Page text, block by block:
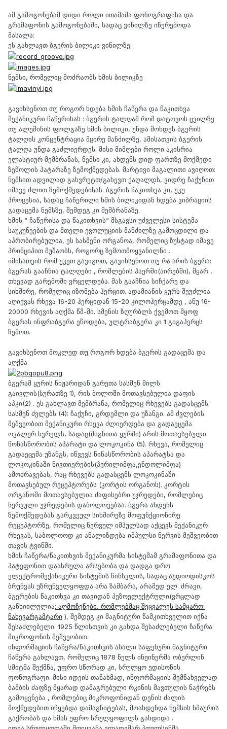
ამ გამოგონებამ დიდი როლი ითამაშა ფონოგრაფისა და
გრამაფონის გამოგონებაში, სადაც ვინილზე იწერებოდა
მასალა:
ეს გახლავთ ბგერის ბილიკი ვინილზე:
ნემსი, რომელიც მოძრაობს ხმის ბილიკზე
გავიხსენოთ თუ როგორ ხდება ხმის ჩაწერა და წაკითხვა
მექანიკური ჩაწერისას : ბგერის ტალღამ რომ დატოვოს ცვილზე
თუ ალუმინის ფოლგაზე ხმის ბილიკი, უნდა მოხდეს ბგერის
ტალღის კონცენტრაცია მცირე მანძილზე, ამისათვის ბგერის
ტალღა უნდა გაძლიერდეს. მისი მიმღები როლი აკისრია
ელასტიურ მემბრანას, ნემსი კი, ახდენს დიდ ფართზე მოქმედი
ზეწოლის პატარაზე ზემოქმედებას. მარტივი მაგალითი ავიღოთ:
ნემსით ადვილად გახვრეტთ/გახევთ ქაღალდს, ვიდრე ჩაქუჩით
იმავე ძლით ზემოქმედებისას. ბგერის წაკითხვა კი, უკუ
პროცესია, სადაც ჩაწერილი ხმის ბილიკიდან ხდება ვიბრაციის
გადაცემა ნემსზე, შემდეგ კი მემბრანაზე.
ხმის “ ჩაწერისა და წაკითხვის“ მსგავსი უძველესი სისტემა
საუკუნეების და მთელი ევოლუციის მანძილზე გამოცდილი და
აპრობირებულია, ეს სასმენი ორგანოა, რომელიც ზუსტად იმავე
პრინციპით მუშაობს, როგორც ზემოთმოყვანილნი .
იმისათვის რომ უკეთ გავიგოთ, გავიხსენოთ თუ რა არის ბგერა:
ბგერას გააჩნია ტალღები , რომლების ჰაერში(აირებში), მყარ ,
თხევად გარემოში ვრცელდება. მას გააჩნია სიჩქარე და
სიხშირე, რომელიც იზომება ჰერცით. ადამიანის ყურს შეუძლია
აღიქვას რხევა 16-20 ჰერციდან 15-20 კილოჰერცამდე , ანუ 16-
20000 რხევის აღქმა წმ-ში. სმენის ზღურბლს ქვემოთ მყოფ
ბგერას ინფრაბგერა ეწოდება, ულტრაბგერა კი 1 გიგაჰერცს
ზემოთ.
გავიხსენოთ მოკლედ თუ როგორ ხდება ბგერის გადაცემა და
აღქმა:
ბგერამ ყურის ნიჟარიდან გარეთა სასმენ მილს
გაივლის(სურათზე 1), რის ბოლოში მოთავსებულია დაფის
აპკი(2) . ეს გახლავთ მემბრანა, რომელიც რხევებს გადასცემს
სასმენ ძვლებს (4): ჩაქუჩი, გრდემლი და უზანგი. ამ ძვლების
მეშვეობით მექანიკური რხევა ძლიერდება და გადაეცემა
ოვალურ ხვრელს, სადაც(შიგნითა ყურში) არის მოთავსებული
წონასწორობის აპარატი და ლოკოკინა (5). რხევა, რომელიც
გადაეცემა უზანგს, იწვევს წინასწორობის აპარატსა და
ლოკოკინაში ნივთიერების(პერილიმფა,ენდოლიმფა)
ამოძრავებას, რაც რხევებს გადასცემს ლოკოკინაში
მოთავსებულ რეცეპტორებს (კორტის ორგანოს). კორტის
ორგანოში მოთავსებულია ძაფისებრი უჯრედები, რომლებიც
ნერვული უჯრედების დაბოლოვებაა. ბგერა ახდენს
ზემოქმედებას გარკვეულ სიხშირეზე მოფუნქციონირე
რეცეპტორზე, რომელიც ნერვულ იმპულსად აქცევს მექანიკურ
რხევას, საბოლოოდ კი ანალიზდება იმპულსი ნერვის მეშვეობით
თავის ტვინში.
ხმის ჩაწერა/წაკითხვის მექანიკურმა სისტემამ გრამაფონითა და
პატეფონით დაასრულა არსებობა და დადგა დრო
ელექტრომექანიკური სისტემის წინსვლის, სადაც აუდიოდისკოს
ბრუნვას უზრუნველყოფდა არა ზამბარა, არამედ ელ. ძრავი,
ბგერების წაკითხვა კი თავიდან პეზოელექტრული(ვრცლად
განხიილულია: აღმოჩენები, რომლებმაც შეცვალეს სამყარო:
ნახევარგამტარი ), შემდეგ კი მაგნიტური წამკითხველით იქნა
შესაძლებელი. 1925 წლისთვის კი გახდა შესაძლებელი ჩაწერა
მიკროფონის მეშვეობით.
ინფორმაციის ჩაწერა/წაკითხვის ახალი საფეხური მაგნიტური
ჩაწერა გახლავთ, რომელიც 1878 წელს ინჟინერმა ობერლინ
სმიტმა შექმნა, უფრო სწორად კი, სრულყო ედისონის
ფონოგრაფი. მისი იდეის თანახმად, ინფორმაციის შემნახველად
ბამბის ძაფზე მყარად დამაგრებული რკინის მავთულის ნაჭრებს
გამოყენება , რომლებიც მიკროფონიდან დენის ძალის
მოქმედებით იწყებდა დამაგნიტებას, მოახდენდა ნემსის ხმაურის
გაქრობას და ხმას უფრო სრულყოფილს გახდიდა .